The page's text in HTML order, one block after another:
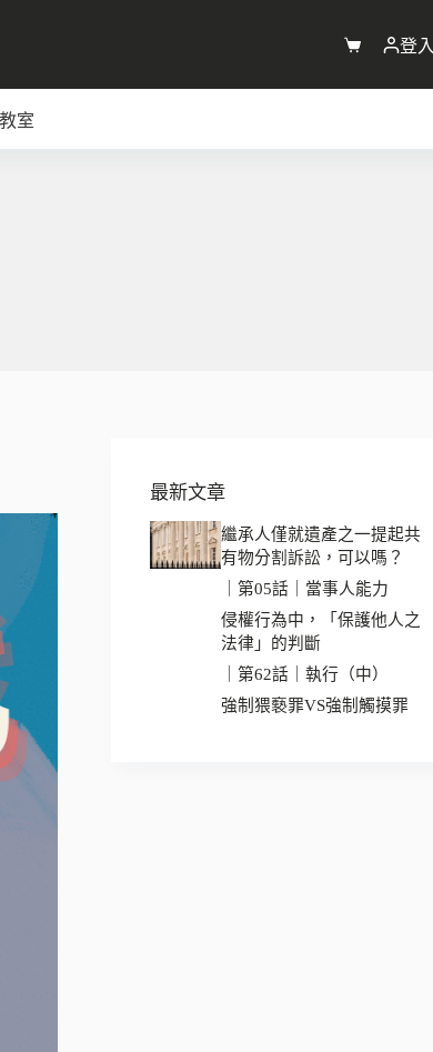
購
物
登入
室
最新文章
繼承人僅就遺產之一提起共
有物分割訴訟，可以嗎？
｜第05話｜當事人能力
侵權行為中，「保護他人之
法律」的判斷
｜第62話｜執行（中）
強制猥褻罪VS強制觸摸罪